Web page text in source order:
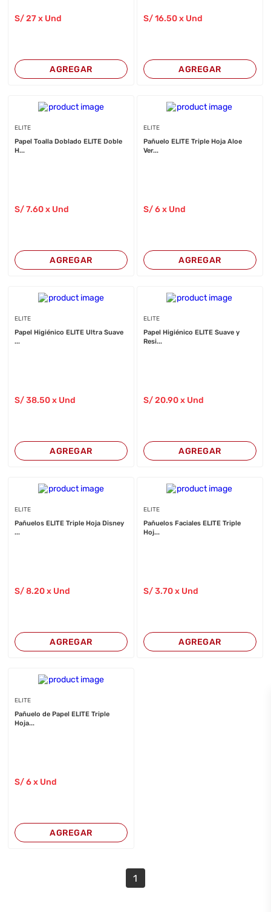
S/27 x Und
AGREGAR
S/16.50x Und
AGREGAR
ELITE
Papel Toalla Doblado ELITE Doble
H...
S/7.60 x Und
AGREGAR
ELITE
Pañuelo ELITE Triple Hoja Aloe
Ver...
S/6x Und
AGREGAR
ELITE
Papel Higiénico ELITE Ultra Suave
...
S/38.50 x Und
AGREGAR
ELITE
Papel Higiénico ELITE Suave y
Resi...
S/20.90x Und
AGREGAR
ELITE
Pañuelos ELITE Triple Hoja Disney
...
S/8.20 x Und
AGREGAR
ELITE
Pañuelos Faciales ELITE Triple
Hoj...
S/3.70x Und
AGREGAR
ELITE
Pañuelo de Papel ELITE Triple
Hoja...
S/6 x Und
AGREGAR
1